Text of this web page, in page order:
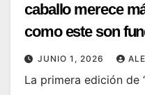
caballo merece
como este son
JUNIO 1, 2026
La primera edición de